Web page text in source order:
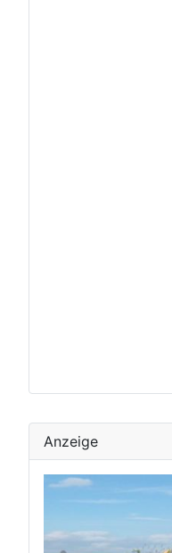
Anzeige